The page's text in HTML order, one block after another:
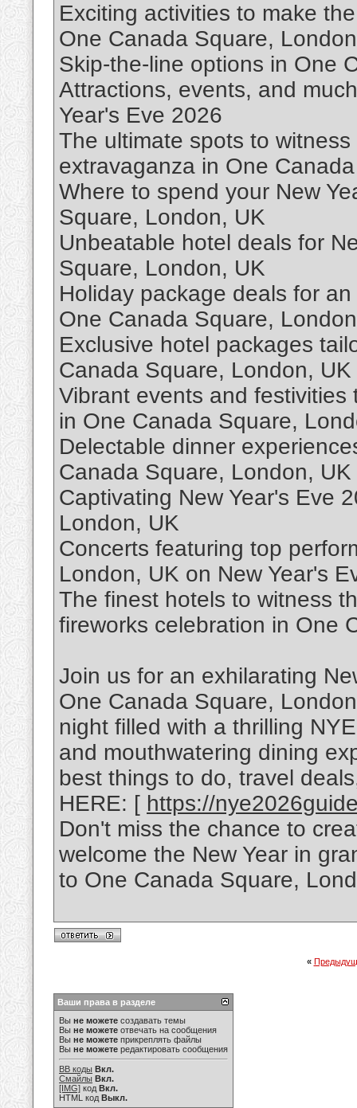
Exciting activities to make
One Canada Square,
Skip-the-line options in One
Attractions, events, and
Year's Eve 2026
The ultimate spots to
extravaganza in One
Where to spend your New
Square, London, UK
Unbeatable hotel deals for
Square, London, UK
Holiday package deals for
One Canada Square,
Exclusive hotel packages
Canada Square, London, UK
Vibrant events and festivities
in One Canada Square,
Delectable dinner
Canada Square, London, UK
Captivating New Year's Eve
London, UK
Concerts featuring top
London, UK on New Year's
The finest hotels to witness
fireworks celebration in One
Join us for an exhilarating
One Canada Square,
night filled with a thrilling
and mouthwatering dining
best things to do, travel
HERE: [ https://
Don't miss the chance to
welcome the New Year in
to One Canada Square,
«
Ваши права в разделе
Вы не можете создавать темы
Вы не можете отвечать на сообщения
Вы не можете прикреплять файлы
Вы не можете редактировать сообщения
BB коды Вкл.
Смайлы Вкл.
[IMG] код Вкл.
HTML код Выкл.